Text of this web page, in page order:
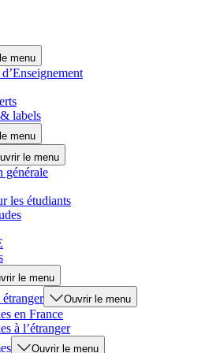
menu
labels
menu
le menu
générale
les étudiants
le menu
étranger Ouvrir le menu
en France
à l’étranger
Ouvrir le menu